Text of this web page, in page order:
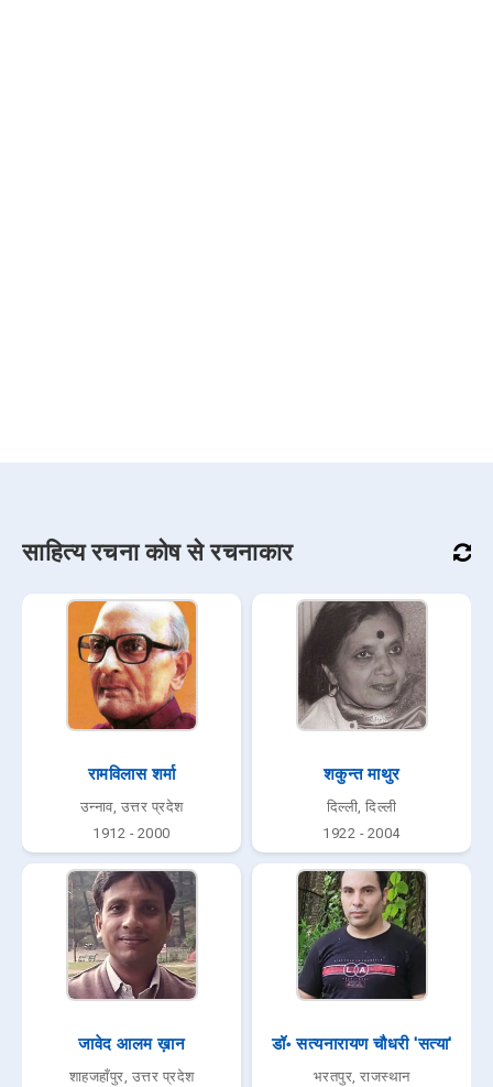
साहित्य रचना कोष से रचनाकार
रामविलास शर्मा
उन्नाव, उत्तर प्रदेश
1912 - 2000
शकुन्त माथुर
दिल्ली, दिल्ली
1922 - 2004
जावेद आलम ख़ान
शाहजहाँपुर, उत्तर प्रदेश
डॉ॰ सत्यनारायण चौधरी 'सत्या'
भरतपुर, राजस्थान